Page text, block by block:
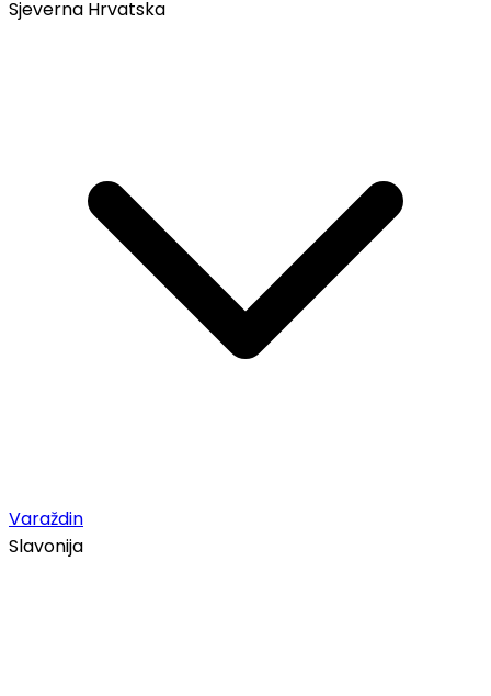
Sjeverna Hrvatska
Varaždin
Slavonija